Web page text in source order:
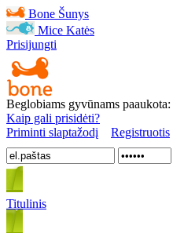
Bone Šunys
Mice Katės
Prisijungti
Beglobiams gyvūnams paaukota:
Kaip gali prisidėti?
Priminti slaptažodį
Registruotis
Titulinis